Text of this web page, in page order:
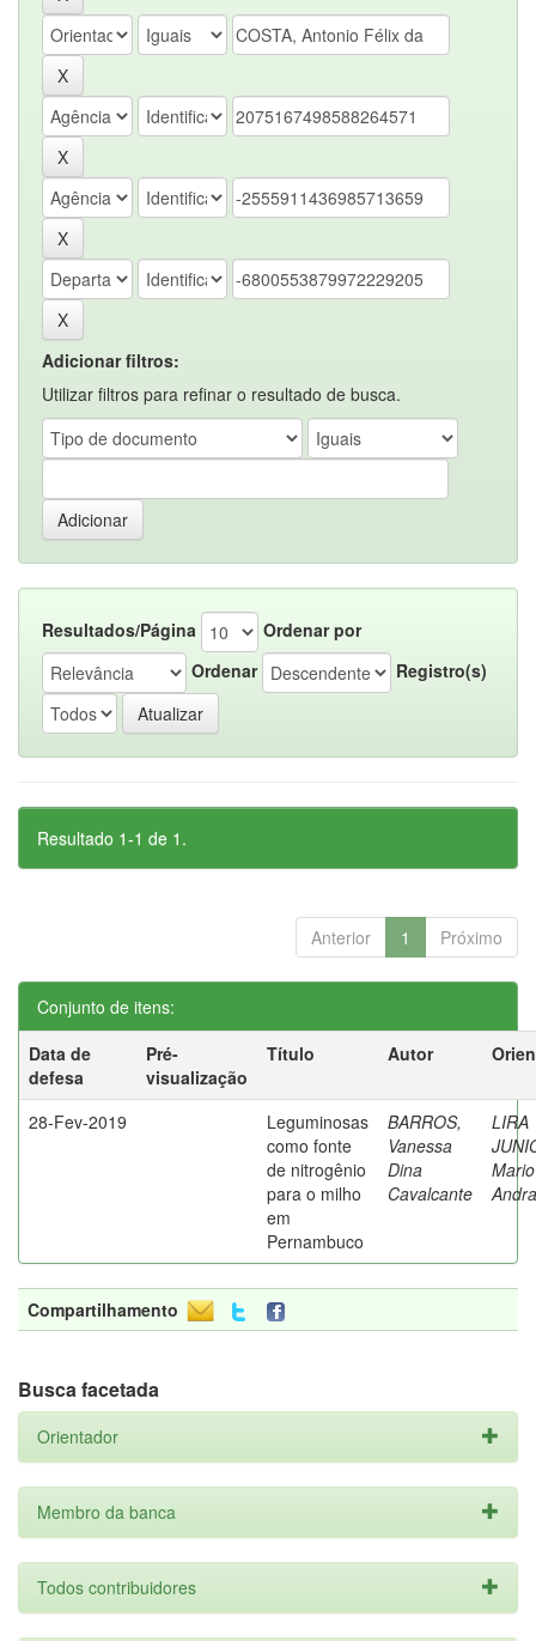
Adicionar filtros:
Utilizar filtros para refinar o resultado de busca.
Resultados/Página
Ordenar por
Ordenar
Registro(s)
Resultado 1-1 de 1.
Anterior 1 Próximo
Conjunto de itens:
Data de
defesa
Pré-
visualização
Título Autor
28-Fev-2019
Leguminosas
como fonte
de nitrogênio
para o milho
em
Pernambuco
BARROS,
Vanessa
Dina
Cavalcante
LIRA
Compartilhamento
Busca facetada
Orientador
Membro da banca
Todos contribuidores